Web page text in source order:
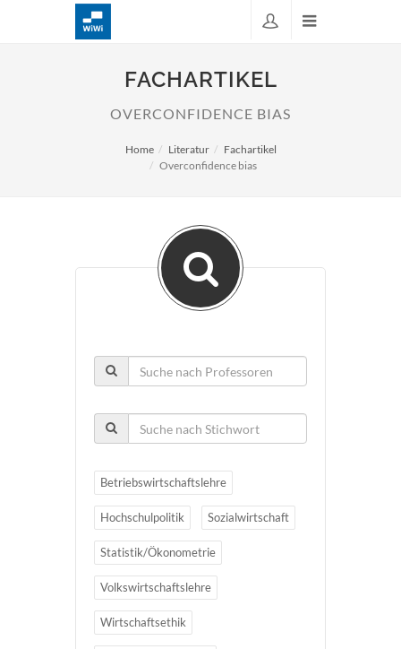
FACHARTIKEL
OVERCONFIDENCE BIAS
Home Literatur
Fachartikel
Overconfidence bias
Betriebswirtschaftslehre
Hochschulpolitik Sozialwirtschaft
Statistik/Ökonometrie
Volkswirtschaftslehre
Wirtschaftsethik